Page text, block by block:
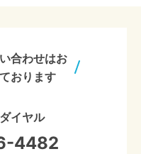
合わせはお
おります
イヤル
4482